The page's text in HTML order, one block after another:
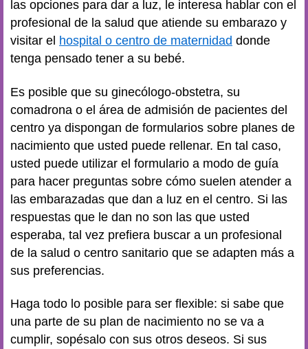
las opciones para dar a luz, le interesa hablar con el
profesional de la salud que atiende su embarazo y
visitar el hospital o centro de maternidad donde
tenga pensado tener a su bebé.
Es posible que su ginecólogo-obstetra, su
comadrona o el área de admisión de pacientes del
centro ya dispongan de formularios sobre planes de
nacimiento que usted puede rellenar. En tal caso,
usted puede utilizar el formulario a modo de guía
para hacer preguntas sobre cómo suelen atender a
las embarazadas que dan a luz en el centro. Si las
respuestas que le dan no son las que usted
esperaba, tal vez prefiera buscar a un profesional
de la salud o centro sanitario que se adapten más a
sus preferencias.
Haga todo lo posible para ser flexible: si sabe que
una parte de su plan de nacimiento no se va a
cumplir, sopésalo con sus otros deseos. Si sus